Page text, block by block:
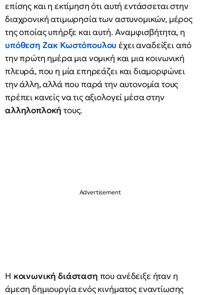
επίσης και η εκτίμηση ότι αυτή εντάσσεται στην
διαχρονική ατιμωρησία των αστυνομικών, μέρος
της οποίας υπήρξε και αυτή. Αναμφισβήτητα, η
υπόθεση Ζακ Κωστόπουλου έχει αναδείξει από
την πρώτη ημέρα μια νομική και μια κοινωνική
πλευρά, που η μία επηρεάζει και διαμορφώνει
την άλλη, αλλά που παρά την αυτονομία τους
πρέπει κανείς να τις αξιολογεί μέσα στην
αλληλοπλοκή τους.
Η κοινωνική διάσταση που ανέδειξε ήταν η
άμεση δημιουργία ενός κινήματος εναντίωσης